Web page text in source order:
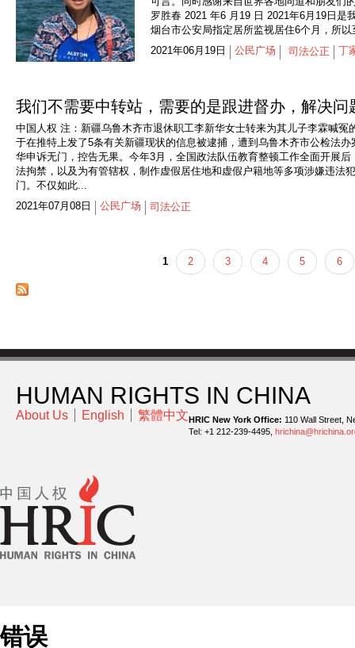
罗胜春 2021 年6 月19 日 2021年6月19日是
烟台市公安局指定居所监视居住6个月，所
2021年06月19日
公民广场 司法公正 丁
我们不需要中转站，需要的是跟进督办，解决
中国人权 注：新疆乌鲁木齐市退休职工李新华女士转来为其儿子李霖喊
于在推特上发了5条有关新疆现状的信息被逮捕，遭到乌鲁木齐市公检法
华申诉无门，控告无果。今年3月，全国政法队伍教育整顿工作全面开展
法拘禁，以及为有管辖权，制作虚假居住地和虚假户籍地等多项涉嫌违
门。不仅如此...
2021年07月08日
公民广场 司法公正
1 2 3 4 5 6
HUMAN RIGHTS IN CHINA
About Us English 繁體中文 HRIC New York Office: 110 Wall Street,
Tel: +1 212-239-4495,
错误